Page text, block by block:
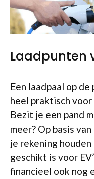
Laadpunten
Een laadpaal op
heel praktisch
Bezit je een pand
meer? Op basis
je rekening
geschikt is voor
financieel ook nog